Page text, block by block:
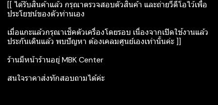
[[ ได้รับสินค้าแล้ว กรุณาตรวจสอบตัวสินค้า และถ่ายวีดีโอไว้เพื่อ
ประโยชน์ของตัวท่านเอง
เมื่อแกะแล้วกรุณาเช็คตัวเครื่องโดยรอบ เนื่องจากเปิดใช้งานแล้ว
ประกันเดินแล้ว พบปัญหา ต้องเคลมศูนย์เองเท่านั้นค่ะ ]]
ร้านมีหน้าร้านอยู่ MBK Center
สนใจราคาส่งทักสอบถามได้ค่ะ